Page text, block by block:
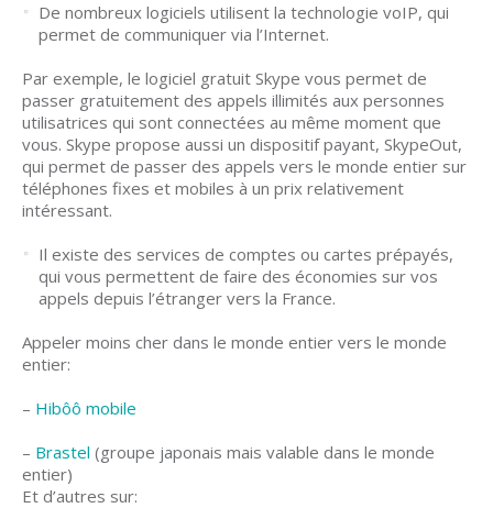
De nombreux logiciels utilisent la technologie voIP, qui
permet de communiquer via l’Internet.
Par exemple, le logiciel gratuit Skype vous permet de
passer gratuitement des appels illimités aux personnes
utilisatrices qui sont connectées au même moment que
vous. Skype propose aussi un dispositif payant, SkypeOut,
qui permet de passer des appels vers le monde entier sur
téléphones fixes et mobiles à un prix relativement
intéressant.
Il existe des services de comptes ou cartes prépayés,
qui vous permettent de faire des économies sur vos
appels depuis l’étranger vers la France.
Appeler moins cher dans le monde entier vers le monde
entier:
– Hibôô mobile
– Brastel (groupe japonais mais valable dans le monde
entier)
Et d’autres sur: